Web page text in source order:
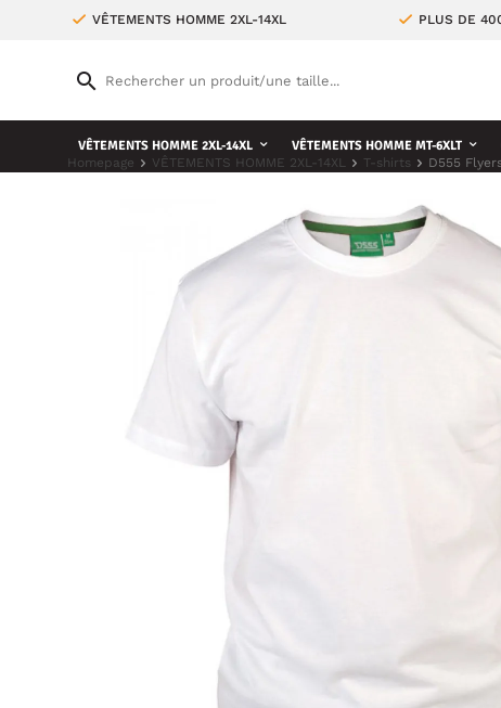
VÊTEMENTS HOMME 2XL-14XL PLUS DE
VÊTEMENTS HOMME 2XL-14XL VÊTEMENTS HOMME MT-6XLT
Homepage VÊTEMENTS HOMME 2XL-14XL T-shirts D555